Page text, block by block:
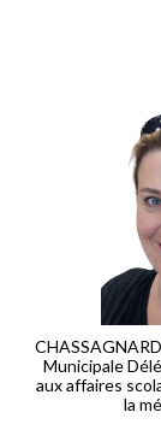
Municipale
aux affaires
la